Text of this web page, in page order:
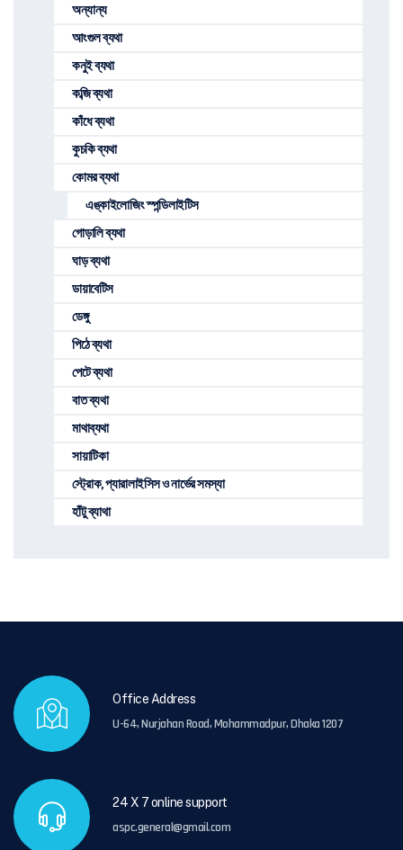
অন্যান্য
আংগুল ব্যথা
কনুই ব্যথা
কব্জি ব্যথা
কাঁধে ব্যথা
কুচকি ব্যথা
কোমর ব্যথা
এঙ্কাইলোজিং স্পন্ডিলাইটিস
গোড়ালি ব্যথা
ঘাড় ব্যথা
ডায়াবেটিস
ডেঙ্গু
পিঠে ব্যথা
পেটে ব্যথা
বাত ব্যথা
মাথাব্যথা
সায়াটিকা
স্ট্রোক, প্যারালাইসিস ও নার্ভের সমস্যা
হাঁটু ব্যাথা
Office Address
U-64, Nurjahan Road, Mohammadpur, Dhaka 1207
24 X 7 online support
aspc.general@gmail.com